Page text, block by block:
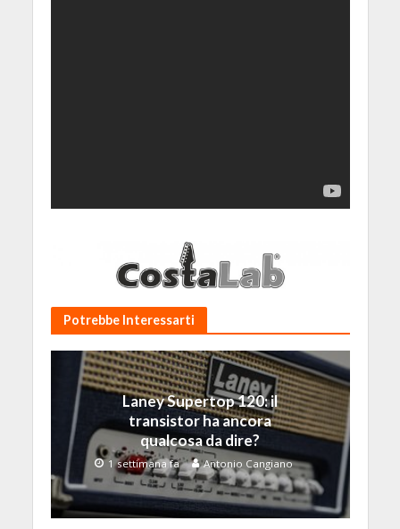
Potrebbe Interessarti
Laney Supertop 120: il
transistor ha ancora
qualcosa da dire?
1 settimana fa Antonio Cangiano